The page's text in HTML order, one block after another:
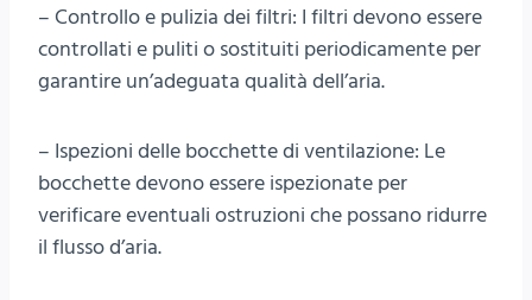
– Controllo e pulizia dei filtri: I filtri devono essere
controllati e puliti o sostituiti periodicamente per
garantire un’adeguata qualità dell’aria.
– Ispezioni delle bocchette di ventilazione: Le
bocchette devono essere ispezionate per
verificare eventuali ostruzioni che possano ridurre
il flusso d’aria.